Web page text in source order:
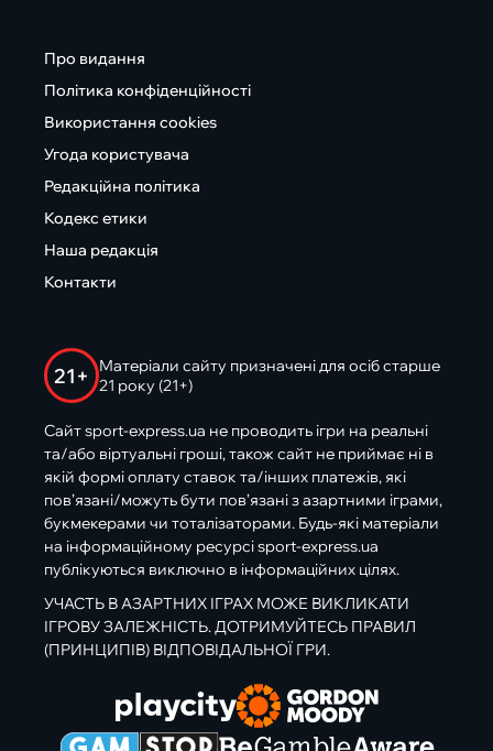
Про видання
Політика конфіденційності
Використання cookies
Угода користувача
Редакційна політика
Кодекс етики
Наша редакція
Контакти
21+
Матеріали сайту призначені для осіб старше
21 року (21+)
Сайт sport-express.ua не проводить ігри на реальні
та/або віртуальні гроші, також сайт не приймає ні в
якій формі оплату ставок та/інших платежів, які
пов’язані/можуть бути пов’язані з азартними іграми,
букмекерами чи тоталізаторами. Будь-які матеріали
на інформаційному ресурсі sport-express.ua
публікуються виключно в інформаційних цілях.
УЧАСТЬ В АЗАРТНИХ ІГРАХ МОЖЕ ВИКЛИКАТИ
ІГРОВУ ЗАЛЕЖНІСТЬ. ДОТРИМУЙТЕСЬ ПРАВИЛ
(ПРИНЦИПІВ) ВІДПОВІДАЛЬНОЇ ГРИ.